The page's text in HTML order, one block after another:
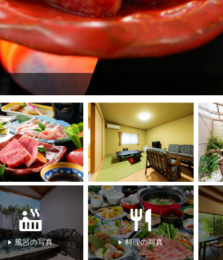
【夕
風呂の写真 料理の写真